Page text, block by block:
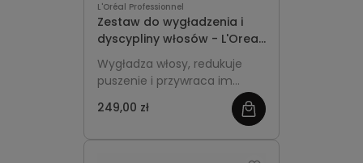
L'Oréal Professionnel
Zestaw do wygładzenia i
dyscypliny włosów - L'Oreal
Professionnel Serie Expert
Keratin Alpha Sleek
Wygładza włosy, redukuje
puszenie i przywraca im
miękkość już podczas mycia,
jednocześnie ułatwiając
249,00 zł
zobacz
więcej